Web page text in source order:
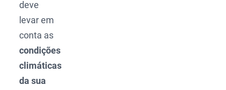
deve
levar em
conta as
condições
climáticas
da sua